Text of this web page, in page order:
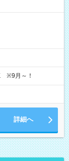
※9月～！
詳細へ